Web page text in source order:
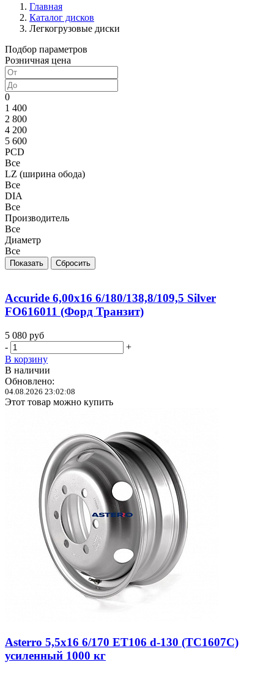
Главная
Каталог дисков
Легкогрузовые диски
Подбор параметров
Розничная цена
0
1 400
2 800
4 200
5 600
PCD
Все
LZ (ширина обода)
Все
DIA
Все
Производитель
Все
Диаметр
Все
Показать Сбросить
Accuride 6,00x16 6/180/138,8/109,5 Silver
FO616011 (Форд Транзит)
5 080 руб
-
+
В корзину
В наличии
Обновлено:
04.08.2026 23:02:08
Этот товар можно купить
Asterro 5,5x16 6/170 ET106 d-130 (TC1607C)
усиленный 1000 кг